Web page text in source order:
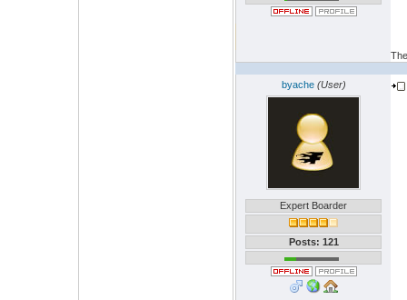
byache (User)
Expert Boarder
Posts: 121